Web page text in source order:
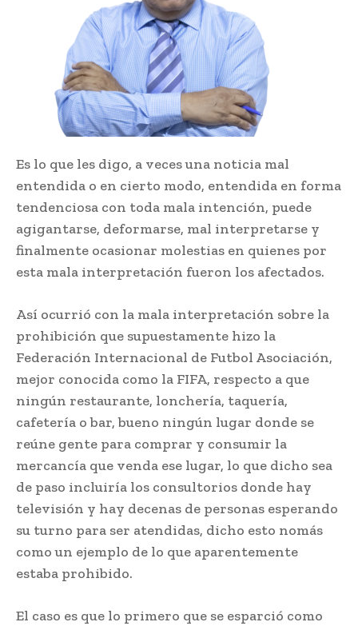
Es lo que les digo, a veces una noticia mal
entendida o en cierto modo, entendida en forma
tendenciosa con toda mala intención, puede
agigantarse, deformarse, mal interpretarse y
finalmente ocasionar molestias en quienes por
esta mala interpretación fueron los afectados.
Así ocurrió con la mala interpretación sobre la
prohibición que supuestamente hizo la
Federación Internacional de Futbol Asociación,
mejor conocida como la FIFA, respecto a que
ningún restaurante, lonchería, taquería,
cafetería o bar, bueno ningún lugar donde se
reúne gente para comprar y consumir la
mercancía que venda ese lugar, lo que dicho sea
de paso incluiría los consultorios donde hay
televisión y hay decenas de personas esperando
su turno para ser atendidas, dicho esto nomás
como un ejemplo de lo que aparentemente
estaba prohibido.
El caso es que lo primero que se esparció como